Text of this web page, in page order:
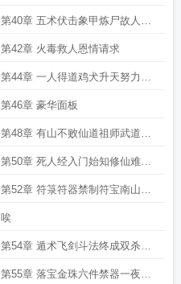
门第三更晚上还有两更
第40章 五术伏击象甲炼尸故人大
明朱赞以及财大气粗
第42章 火毒救人恩情请求
第44章 一人得道鸡犬升天努力修
炼多多益善再次降神炽燃恶鬼
第46章 豪华面板
第48章 有山不败仙道祖师武道战
神武师姐妹美妇师徒明天五更
第50章 死人经入门始知修仙难难
难难第1更求追读
第52章 符箓符器禁制符宝南山蛮
疆以及风雨欲来第3更
唉
第54章 遁术飞剑斗法终成双杀落
宝第5更晚上还有一更
第55章 落宝金珠六件禁器一夜暴